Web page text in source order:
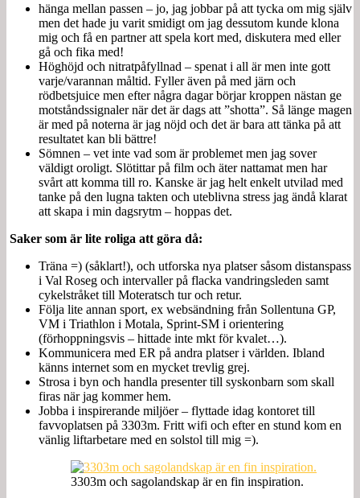
hänga mellan passen – jo, jag jobbar på att tycka om mig själv
men det hade ju varit smidigt om jag dessutom kunde klona
mig och få en partner att spela kort med, diskutera med eller
gå och fika med!
Höghöjd och nitratpåfyllnad – spenat i all är men inte gott
varje/varannan måltid. Fyller även på med järn och
rödbetsjuice men efter några dagar börjar kroppen nästan ge
motståndssignaler när det är dags att ”shotta”. Så länge magen
är med på noterna är jag nöjd och det är bara att tänka på att
resultatet kan bli bättre!
Sömnen – vet inte vad som är problemet men jag sover
väldigt oroligt. Slötittar på film och äter nattamat men har
svårt att komma till ro. Kanske är jag helt enkelt utvilad med
tanke på den lugna takten och uteblivna stress jag ändå klarat
att skapa i min dagsrytm – hoppas det.
Saker som är lite roliga att göra då:
Träna =) (såklart!), och utforska nya platser såsom distanspass
i Val Roseg och intervaller på flacka vandringsleden samt
cykelstråket till Moteratsch tur och retur.
Följa lite annan sport, ex websändning från Sollentuna GP,
VM i Triathlon i Motala, Sprint-SM i orientering
(förhoppningsvis – hittade inte mkt för kvalet…).
Kommunicera med ER på andra platser i världen. Ibland
känns internet som en mycket trevlig grej.
Strosa i byn och handla presenter till syskonbarn som skall
firas när jag kommer hem.
Jobba i inspirerande miljöer – flyttade idag kontoret till
favvoplatsen på 3303m. Fritt wifi och efter en stund kom en
vänlig liftarbetare med en solstol till mig =).
3303m och sagolandskap är en fin inspiration.